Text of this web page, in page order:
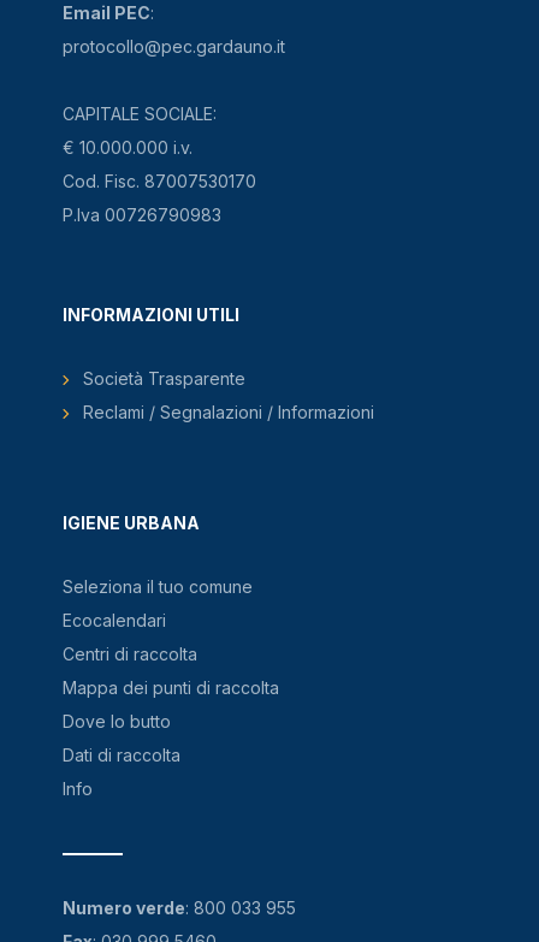
Email PEC:
protocollo@pec.gardauno.it
CAPITALE SOCIALE:
€ 10.000.000 i.v.
Cod. Fisc. 87007530170
P.Iva 00726790983
IGIENE URBANA
Seleziona il tuo comune
Ecocalendari
Centri di raccolta
Mappa dei punti di raccolta
Dove lo butto
Dati di raccolta
Info
INFORMAZIONI UTILI
Società Trasparente
Reclami / Segnalazioni / Informazioni
Numero verde: 800 033 955